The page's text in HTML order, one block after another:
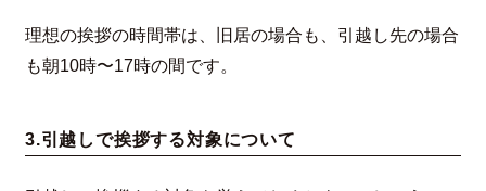
理想の挨拶の時間帯は、旧居の場合も、引越し先の場合
も朝10時〜17時の間です。
3.引越しで挨拶する対象について